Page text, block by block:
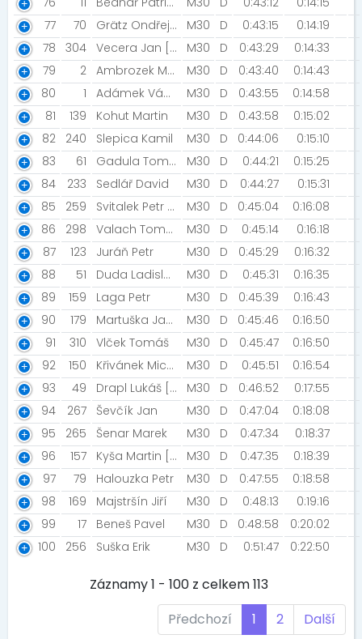
77
70 Grätz Ondřej [Ústí nad Orlicí] M30 D 0:43:15
0:14:19
78
304 Vecera Jan [Ocr Runners Olomouc] M30 D 0:43:29
0:14:33
79
2 Ambrozek Martin [MK Prostějov] M30 D 0:43:40
0:14:43
80
1 Adámek Václav [Hasiči města Zábřeh] M30 D 0:43:55
0:14:58
81
139 Kohut Martin M30 D 0:43:58
0:15:02
82
240 Slepica Kamil M30 D 0:44:06
0:15:10
83
61 Gadula Tomáš M30 D 0:44:21
0:15:25
84
233 Sedlář David M30 D 0:44:27
0:15:31
85
259 Svitalek Petr [HODOR] M30 D 0:45:04
0:16:08
86
298 Valach Tomáš M30 D 0:45:14
0:16:18
87
123 Juráň Petr M30 D 0:45:29
0:16:32
88
51 Duda Ladislav [SK Říkovice] M30 D 0:45:31
0:16:35
89
159 Laga Petr M30 D 0:45:39
0:16:43
90
179 Martuška Jan [STG Břeclav] M30 D 0:45:46
0:16:50
91
310 Vlček Tomáš M30 D 0:45:47
0:16:50
92
150 Křivánek Michal M30 D 0:45:51
0:16:54
93
49 Drapl Lukáš [Rozbehame Česko ] M30 D 0:46:52
0:17:55
94
267 Ševčík Jan M30 D 0:47:04
0:18:08
95
265 Šenar Marek M30 D 0:47:34
0:18:37
96
157 Kyša Martin [Kyšáci] M30 D 0:47:35
0:18:39
97
79 Halouzka Petr M30 D 0:47:55
0:18:58
98
169 Majstršín Jiří M30 D 0:48:13
0:19:16
99
17 Beneš Pavel M30 D 0:48:58
0:20:02
100
256 Suška Erik M30 D 0:51:47 0:22:50
Záznamy 1 - 100 z celkem 113
Předchozí
1 2 Další